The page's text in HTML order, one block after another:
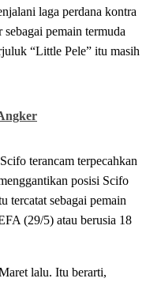
laga perdana kontra
pemain termuda
“Little Pele” itu masih
terancam terpecahkan
posisi Scifo
tercatat sebagai pemain
(29/5) atau berusia 18
lalu. Itu berarti,